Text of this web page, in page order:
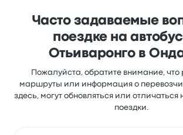
Часто задаваемые
поездке на
Отьиваронго в
Пожалуйста, обратите внимание, что
маршруты или информация о
здесь, могут обновляться или
поездки.